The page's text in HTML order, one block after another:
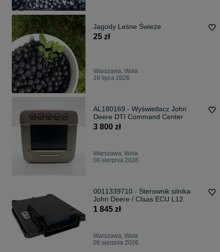
Jagody Leśne Świeże
25 zł
Warszawa, Wola
28 lipca 2026
AL180169 - Wyświetlacz John
Deere DTI Command Center
3 800 zł
Warszawa, Wola
06 sierpnia 2026
0011339710 - Sterownik silnika
John Deere / Claas ECU L12
1 845 zł
Warszawa, Wola
06 sierpnia 2026